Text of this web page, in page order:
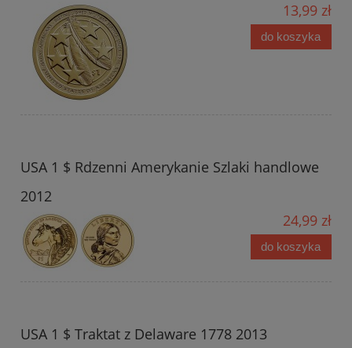
13,99 zł
do koszyka
USA 1 $ Rdzenni Amerykanie Szlaki handlowe
2012
24,99 zł
do koszyka
USA 1 $ Traktat z Delaware 1778 2013